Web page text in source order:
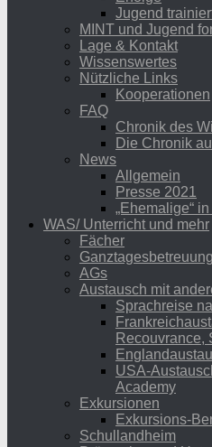
Jugend
MINT und Jugend
Lage & Kontakt
Wissenswertes
Nützliche Links
Kooperationen
FAQ
Chronik des
Die Chronik
News
Allgemein
Presse 2021
„Ehemalige“
WAS/ Unterricht und mehr
Fächer
Ganztagesbetreuung
AGs
Austausch mit
Sprachreise
Recouvrance,
USA-
Academy
Exkursionen
Exkursions-
Schullandheim